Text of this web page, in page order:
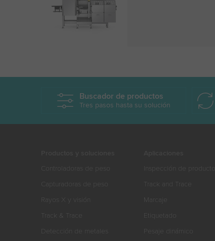
Buscador de productos
Tres pasos hasta su solución
Controladoras de peso
Capturadoras de peso
Rayos X y visión
Track & Trace
Detección de metales
Inspección de productos
Track and Trace
Marcaje
Etiquetado
Pesaje dinámico